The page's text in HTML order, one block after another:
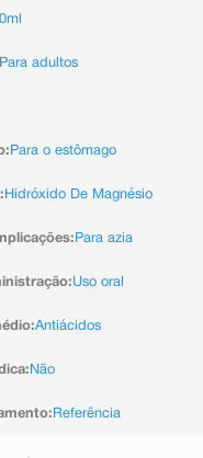
Para adultos
: Para o estômago
: Hidróxido De Magnésio
: Para azia
:Uso oral
:Antiácidos
: Não
: Referência